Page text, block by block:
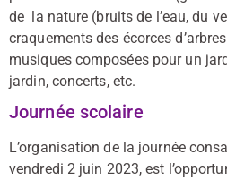
de la nature (bruits de l’eau, du
craquements des écorces
musiques composées pour un
jardin, concerts, etc.
Journée scolaire
L’organisation de la journée
vendredi 2 juin 2023, est